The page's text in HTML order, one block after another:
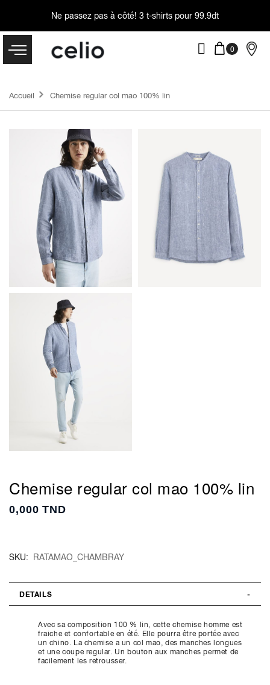
Ne passez pas à côté! 3 t-shirts pour 99.9dt
Accueil Chemise regular col mao 100% lin
Chemise regular col mao 100% lin
0,000 TND
SKU RATAMAO_CHAMBRAY
DETAILS
Avec sa composition 100 % lin, cette chemise homme est
fraiche et confortable en été. Elle pourra être portée avec
un chino. La chemise a un col mao, des manches longues
et une coupe regular. Un bouton aux manches permet de
facilement les retrousser.